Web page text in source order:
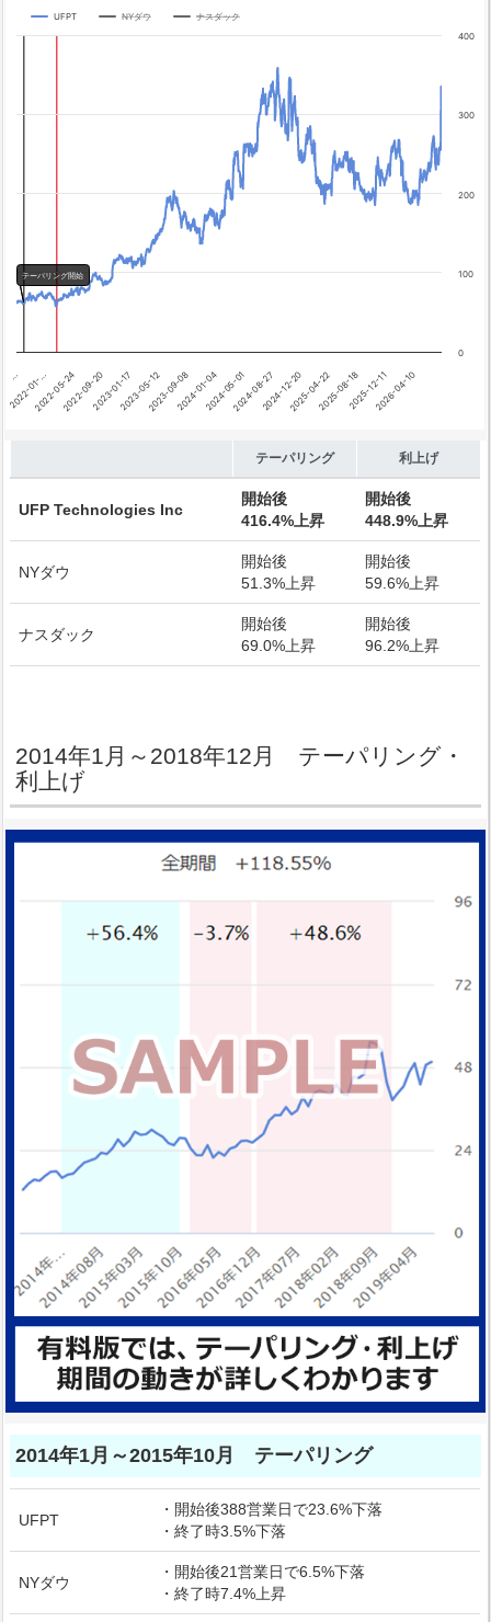
Chart
The chart has 1 X axis displaying categories.
The chart has 4 Y axes displaying yA0, yA1, yA2, and yA3.
テーパリング開始
UFPT NYダウ ナスダック
…
2022-01-…2022-05-242022-09-202023-01-172023-05-122023-09-082024-01-042024-05-012024-08-272024-12-202025-04-222025-08-182025-12-112026-04-10
0
100
200
300
400
テーパリング 利上げ
UFP Technologies Inc
開始後
416.4%上昇
開始後
448.9%上昇
NYダウ
開始後
51.3%上昇
開始後
59.6%上昇
ナスダック
開始後
69.0%上昇
開始後
96.2%上昇
2014年1月～2018年12月 テーパリング・
利上げ
2014年1月～2015年10月 テーパリング
UFPT
・開始後388営業日で23.6%下落
・終了時3.5%下落
NYダウ
・開始後21営業日で6.5%下落
・終了時7.4%上昇